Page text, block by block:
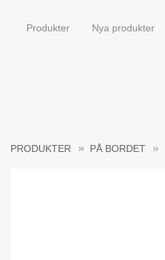
Produkter Nya produkter
PRODUKTER PÅ BORDET